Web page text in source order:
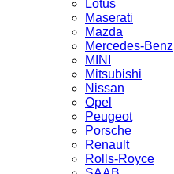
Lotus
Maserati
Mazda
Mercedes-Benz
MINI
Mitsubishi
Nissan
Opel
Peugeot
Porsche
Renault
Rolls-Royce